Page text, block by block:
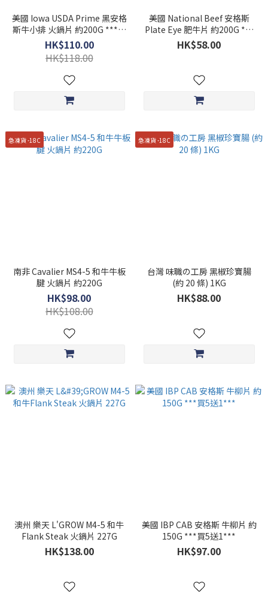
美國 Iowa USDA Prime 黑安格
斯牛小排 火鍋片 約200G ***買
5送1***
HK$110.00
HK$118.00
美國 National Beef 安格斯
Plate Eye 肥牛片 約200G ***
買5送1***
HK$58.00
急凍貨 -18C
南非 Cavalier MS4-5 和牛牛板
腱 火鍋片 約220G
HK$98.00
HK$108.00
急凍貨 -18C
台灣 味職の工房 黑椒珍寶腸
(約 20 條) 1KG
HK$88.00
澳州 樂天 L'GROW M4-5 和牛
Flank Steak 火鍋片 227G
HK$138.00
美國 IBP CAB 安格斯 牛柳片 約
150G ***買5送1***
HK$97.00